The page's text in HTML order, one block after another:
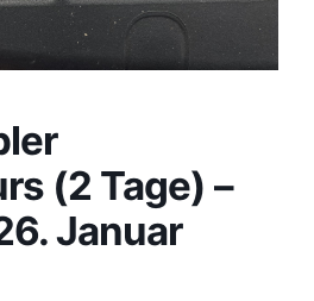
(2 Tage) –
Januar